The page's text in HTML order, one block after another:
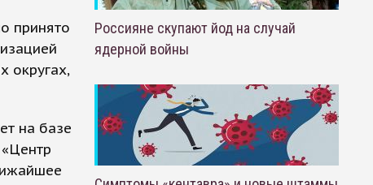
принято
округах,
на базе
Россияне скупают йод на случай
ядерной войны